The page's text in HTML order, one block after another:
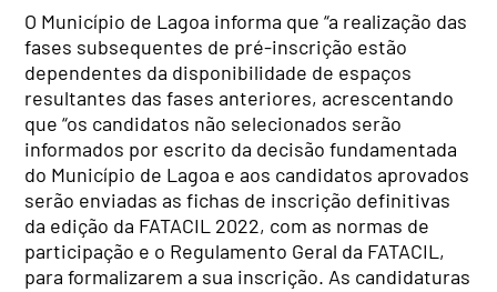
O Município de Lagoa informa que “a realização das
fases subsequentes de pré-inscrição estão
dependentes da disponibilidade de espaços
resultantes das fases anteriores, acrescentando
que “os candidatos não selecionados serão
informados por escrito da decisão fundamentada
do Município de Lagoa e aos candidatos aprovados
serão enviadas as fichas de inscrição definitivas
da edição da FATACIL 2022, com as normas de
participação e o Regulamento Geral da FATACIL,
para formalizarem a sua inscrição. As candidaturas